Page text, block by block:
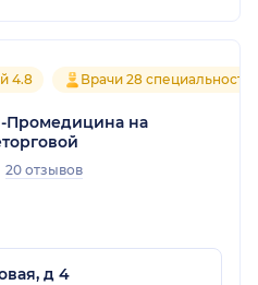
4.8 Врачи 28
на
20 отзывов
д 4